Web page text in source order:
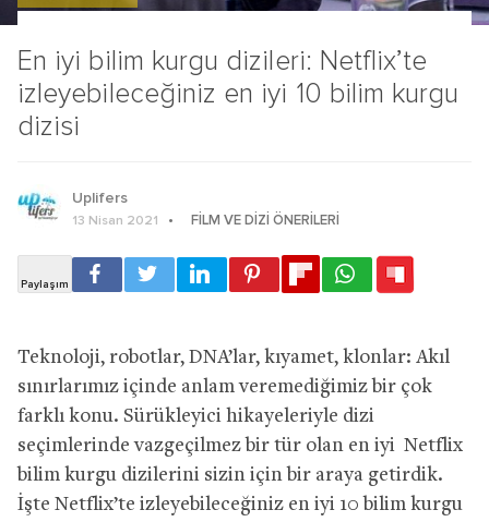
En iyi bilim kurgu dizileri: Netflix’te
izleyebileceğiniz en iyi 10 bilim kurgu
dizisi
Uplifers
13 Nisan 2021 FILM VE DIZI ÖNERILERI
Teknoloji, robotlar, DNA’lar, kıyamet, klonlar: Akıl
sınırlarımız içinde anlam veremediğimiz bir çok
farklı konu. Sürükleyici hikayeleriyle dizi
seçimlerinde vazgeçilmez bir tür olan en iyi Netflix
bilim kurgu dizilerini sizin için bir araya getirdik.
İşte Netflix’te izleyebileceğiniz en iyi 10 bilim kurgu